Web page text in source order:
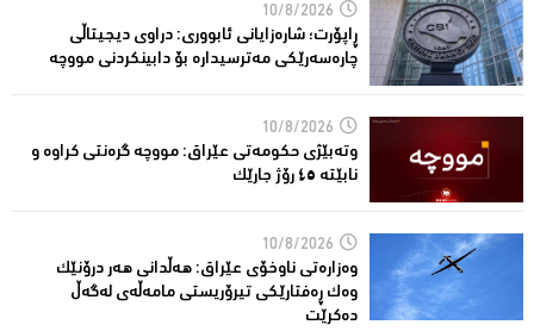
10/8/2026
ڕاپۆرت؛ شاره‌زایانی ئابووری: دراوی دیجیتاڵی
چاره‌سه‌رێكی مه‌ترسیداره‌ بۆ دابینكردنی مووچه‌
10/8/2026
وتەبێژی حکومەتی عێراق: مووچە گرەنتی کراوە و
نابێتە ٤٥ رۆژ جارێک
10/8/2026
وەزارەتی ناوخۆی عێراق: هەڵدانی هەر درۆنێک
وەک ڕەفتارێکی تیرۆریستی مامەڵەی لەگەڵ
دەکرێت